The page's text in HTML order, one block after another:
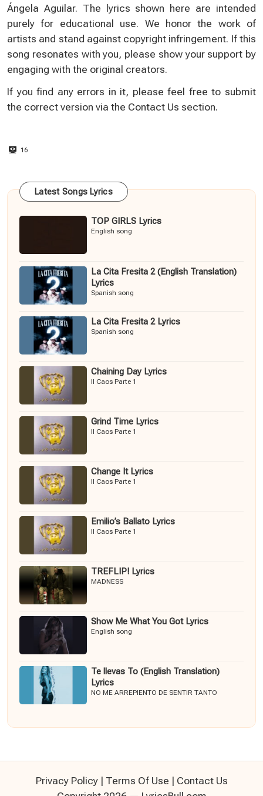
Ángela Aguilar. The lyrics shown here are intended
purely for educational use. We honor the work of
artists and stand against copyright infringement. If this
song resonates with you, please show your support by
engaging with the original creators.
If you find any errors in it, please feel free to submit
the correct version via the Contact Us section.
16
Latest Songs Lyrics
TOP GIRLS Lyrics
English song
La Cita Fresita 2 (English Translation)
Lyrics
Spanish song
La Cita Fresita 2 Lyrics
Spanish song
Chaining Day Lyrics
Il Caos Parte 1
Grind Time Lyrics
Il Caos Parte 1
Change It Lyrics
Il Caos Parte 1
Emilio’s Ballato Lyrics
Il Caos Parte 1
TREFLIP! Lyrics
MADNESS
Show Me What You Got Lyrics
English song
Te llevas To (English Translation)
Lyrics
NO ME ARREPIENTO DE SENTIR TANTO
Privacy Policy| Terms Of Use
Contact Us